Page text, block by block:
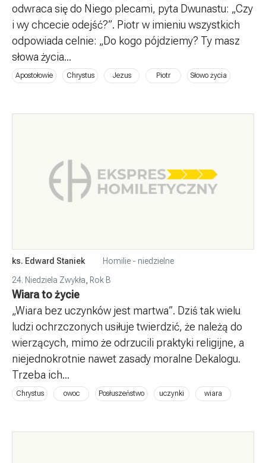
odwraca się do Niego plecami, pyta Dwunastu: „Czy
i wy chcecie odejść?”. Piotr w imieniu wszystkich
odpowiada celnie: „Do kogo pójdziemy? Ty masz
słowa życia...
Apostołowie Chrystus Jezus Piotr Słowo życia
ks. Edward Staniek
Homilie - niedzielne
24. Niedziela Zwykła
Rok B
Wiara to życie
„Wiara bez uczynków jest martwa”. Dziś tak wielu
ludzi ochrzczonych usiłuje twierdzić, że należą do
wierzących, mimo że odrzucili praktyki religijne, a
niejednokrotnie nawet zasady moralne Dekalogu.
Trzeba ich...
Chrystus owoc Posłuszeństwo uczynki wiara